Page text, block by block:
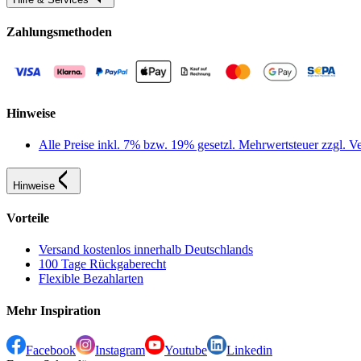
Zahlungsmethoden
Hinweise
Alle Preise inkl. 7% bzw. 19% gesetzl. Mehrwertsteuer zzgl.
Hinweise
Vorteile
Versand kostenlos innerhalb Deutschlands
100 Tage Rückgaberecht
Flexible Bezahlarten
Mehr Inspiration
Facebook Instagram Youtube
Linkedin